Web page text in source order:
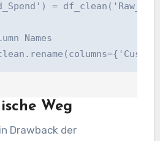
=
Names
Weg
Drawback der